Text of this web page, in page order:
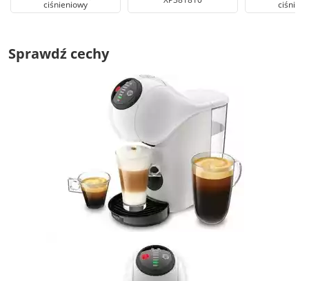
ciśnieniowy
Sprawdź cechy